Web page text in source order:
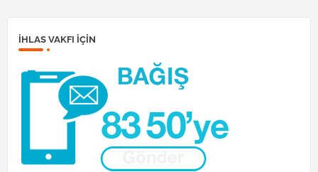
İHLAS VAKFI IÇIN